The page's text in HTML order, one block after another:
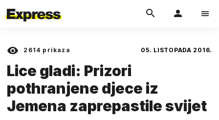
2614 prikaza 05. LISTOPADA 2016.
Lice gladi: Prizori
pothranjene djece iz
Jemena zaprepastile svijet